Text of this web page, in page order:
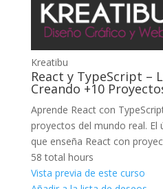
Kreatibu
React y TypeScript –
Creando +10
Aprende React con
proyectos del mundo real. El
que enseña React con
58 total hours
Vista previa de este curso